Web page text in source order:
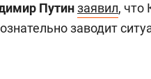
Путинзаявил, что
заводит